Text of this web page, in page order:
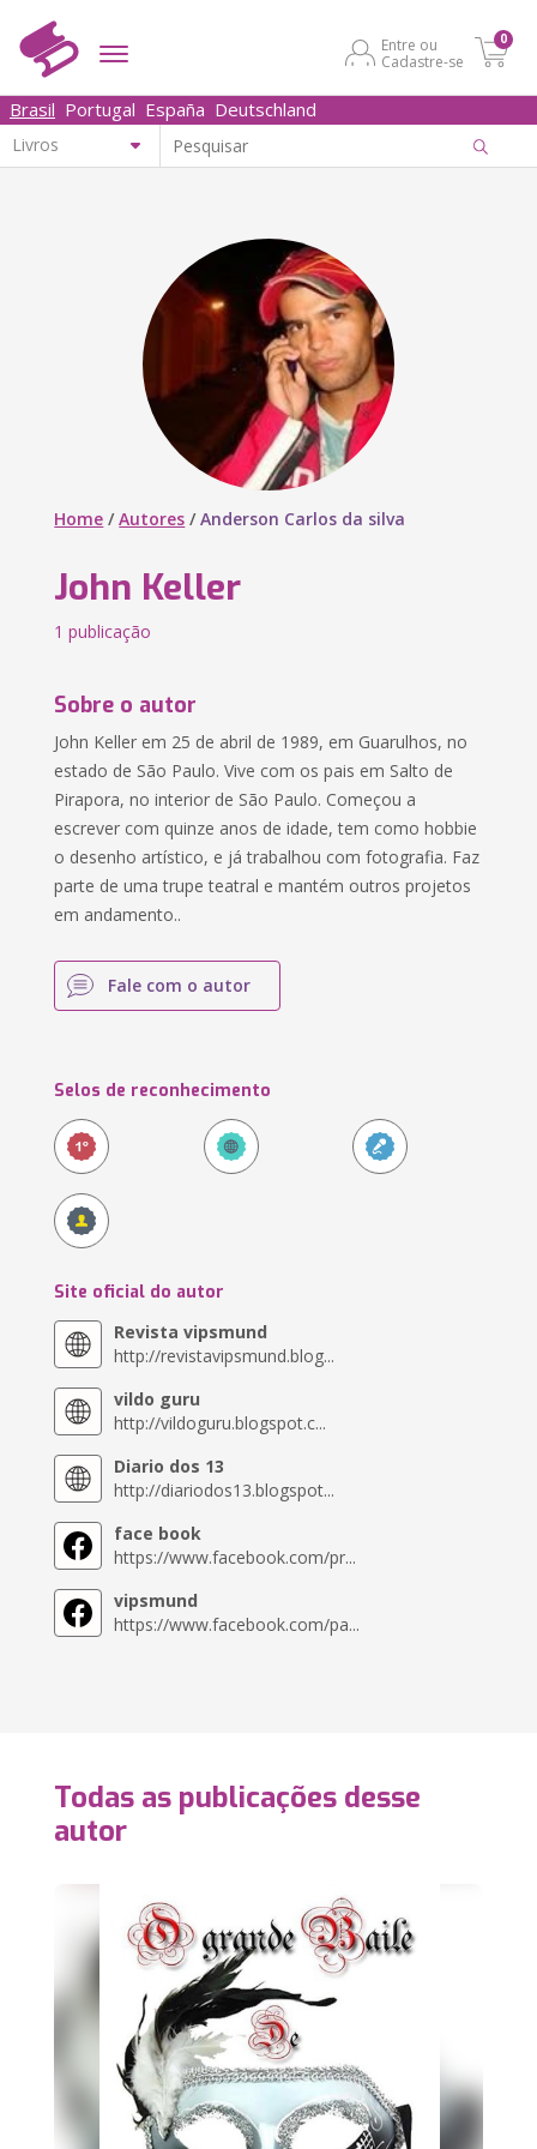
Entre ou
Cadastre-se
0
Brasil Portugal España Deutschland
Home /Autores /Anderson Carlos da silva
John Keller
1 publicação
Sobre o autor
John Keller em 25 de abril de 1989, em Guarulhos, no
estado de São Paulo. Vive com os pais em Salto de
Pirapora, no interior de São Paulo. Começou a
escrever com quinze anos de idade, tem como hobbie
o desenho artístico, e já trabalhou com fotografia. Faz
parte de uma trupe teatral e mantém outros projetos
em andamento..
Fale com o autor
Selos de reconhecimento
Site oficial do autor
Revista vipsmund
http://revistavipsmund.blog...
vildo guru
http://vildoguru.blogspot.c...
Diario dos 13
http://diariodos13.blogspot...
face book
https://www.facebook.com/pr...
vipsmund
https://www.facebook.com/pa...
Todas as publicações desse
autor